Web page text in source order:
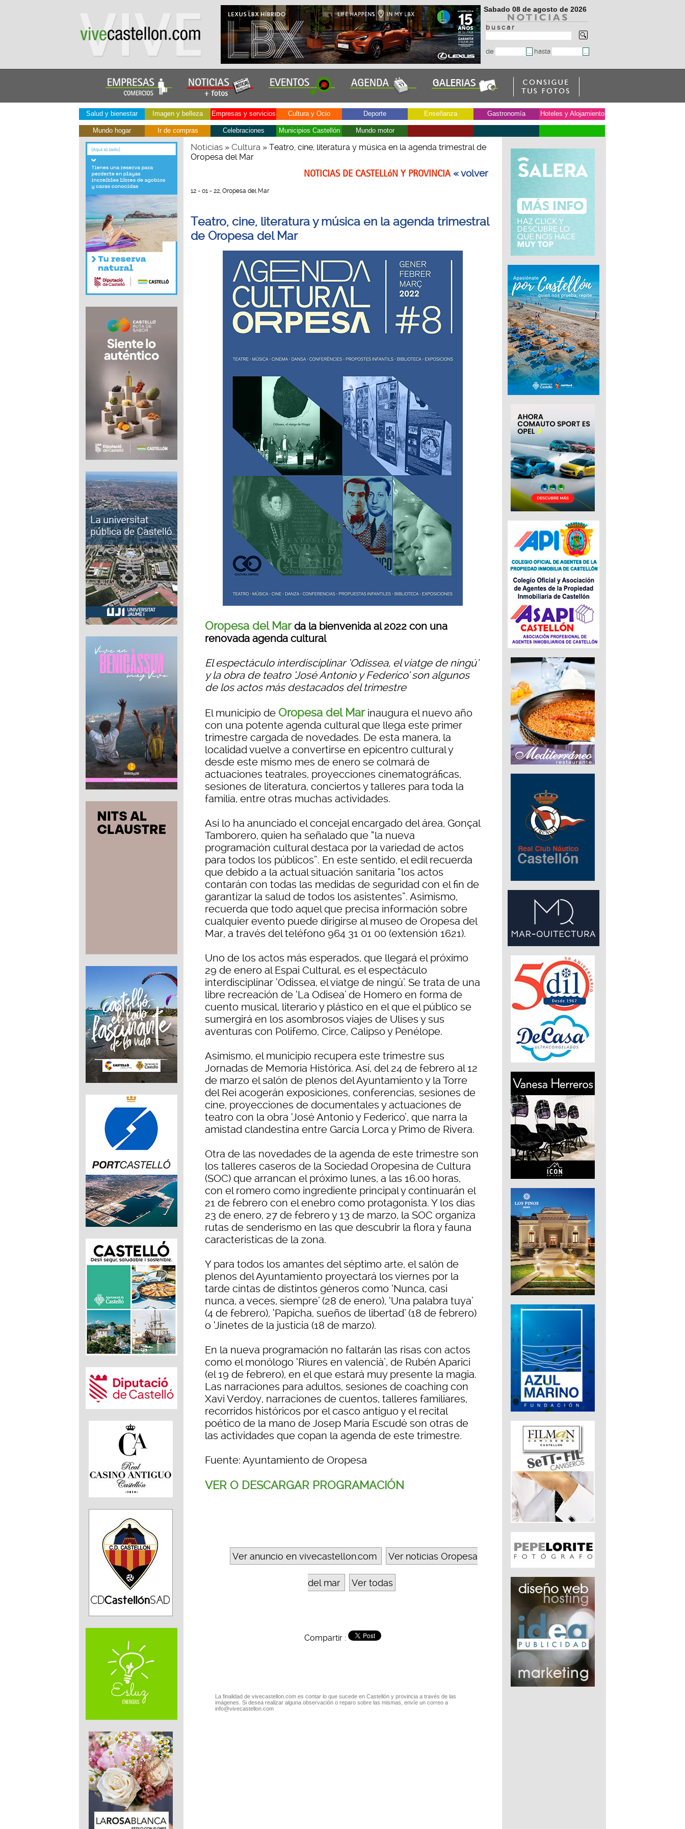
Sabado 08 de agosto de 2026
b u s c a r
de hasta
Salud y bienestar Imagen y belleza Empresas y servicios Cultura y Ocio Deporte Enseñanza Gastronomía Hoteles y Alojamiento
Mundo hogar Ir de compras Celebraciones Municipios Castellón Mundo motor
Noticias» Cultura» Teatro, cine, literatura y música en la agenda trimestral de
Oropesa del Mar
NOTICIAS DE CASTELLóN Y PROVINCIA« volver
12 - 01 - 22, Oropesa del Mar
Teatro, cine, literatura y música en la agenda trimestral
de Oropesa del Mar
Oropesa del Mar da la bienvenida al 2022 con una
renovada agenda cultural
El espectáculo interdisciplinar ‘Odissea, el viatge de ningú’
y la obra de teatro ‘José Antonio y Federico’ son algunos
de los actos más destacados del trimestre
El municipio de Oropesa del Marinaugura el nuevo año
con una potente agenda cultural que llega este primer
trimestre cargada de novedades. De esta manera, la
localidad vuelve a convertirse en epicentro cultural y
desde este mismo mes de enero se colmará de
actuaciones teatrales, proyecciones cinematográficas,
sesiones de literatura, conciertos y talleres para toda la
familia, entre otras muchas actividades.
Así lo ha anunciado el concejal encargado del área, Gonçal
Tamborero, quien ha señalado que “la nueva
programación cultural destaca por la variedad de actos
para todos los públicos”. En este sentido, el edil recuerda
que debido a la actual situación sanitaria “los actos
contarán con todas las medidas de seguridad con el fin de
garantizar la salud de todos los asistentes”. Asimismo,
recuerda que todo aquel que precisa información sobre
cualquier evento puede dirigirse al museo de Oropesa del
Mar, a través del teléfono 964 31 01 00 (extensión 1621).
Uno de los actos más esperados, que llegará el próximo
29 de enero al Espai Cultural, es el espectáculo
interdisciplinar ‘Odissea, el viatge de ningú’. Se trata de una
libre recreación de ‘La Odisea’ de Homero en forma de
cuento musical, literario y plástico en el que el público se
sumergirá en los asombrosos viajes de Ulises y sus
aventuras con Polifemo, Circe, Calipso y Penélope.
Asimismo, el municipio recupera este trimestre sus
Jornadas de Memoria Histórica. Así, del 24 de febrero al 12
de marzo el salón de plenos del Ayuntamiento y la Torre
del Rei acogerán exposiciones, conferencias, sesiones de
cine, proyecciones de documentales y actuaciones de
teatro con la obra ‘José Antonio y Federico’, que narra la
amistad clandestina entre García Lorca y Primo de Rivera.
Otra de las novedades de la agenda de este trimestre son
los talleres caseros de la Sociedad Oropesina de Cultura
(SOC) que arrancan el próximo lunes, a las 16.00 horas,
con el romero como ingrediente principal y continuarán el
21 de febrero con el enebro como protagonista. Y los días
23 de enero, 27 de febrero y 13 de marzo, la SOC organiza
rutas de senderismo en las que descubrir la flora y fauna
características de la zona.
Y para todos los amantes del séptimo arte, el salón de
plenos del Ayuntamiento proyectará los viernes por la
tarde cintas de distintos géneros como ‘Nunca, casi
nunca, a veces, siempre’ (28 de enero), ‘Una palabra tuya’
(4 de febrero), ‘Papicha, sueños de libertad’ (18 de febrero)
o ‘Jinetes de la justicia (18 de marzo).
En la nueva programación no faltarán las risas con actos
como el monólogo ‘Riures en valencià’, de Rubén Aparici
(el 19 de febrero), en el que estará muy presente la magia.
Las narraciones para adultos, sesiones de coaching con
Xavi Verdoy, narraciones de cuentos, talleres familiares,
recorridos históricos por el casco antiguo y el recital
poético de la mano de Josep María Escudé son otras de
las actividades que copan la agenda de este trimestre.
Fuente: Ayuntamiento de Oropesa
VER O DESCARGAR PROGRAMACIÓN
Ver anuncio en vivecastellon.com Ver noticias Oropesa
del mar Ver todas
Compartir :
La finalidad de vivecastellon.com es contar lo que sucede en Castellón y provincia a través de las
imágenes. Si desea realizar alguna observación o reparo sobre las mismas, envíe un correo a
info@vivecastellon.com